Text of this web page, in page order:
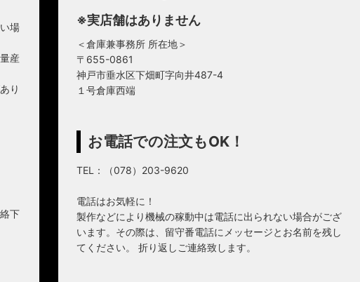
場
産
り
下
※実店舗はありません
＜倉庫兼事務所 所在地＞
〒655-0861
神戸市垂水区下畑町字向井487-4
１号倉庫西端
お電話での注文もOK！
TEL：（078）203-9620
電話はお気軽に！
製作などにより機械の稼動中は電話に出られない場合がござ
います。その際は、留守番電話にメッセージとお名前を残し
てください。 折り返しご連絡致します。